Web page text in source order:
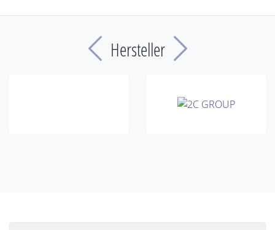
Previous
Hersteller